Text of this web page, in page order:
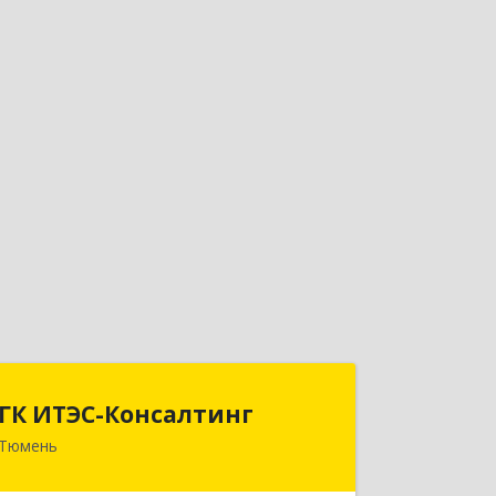
ГК ИТЭС-Консалтинг
Тюмень625032, Тюменская обл, Тюмень г,